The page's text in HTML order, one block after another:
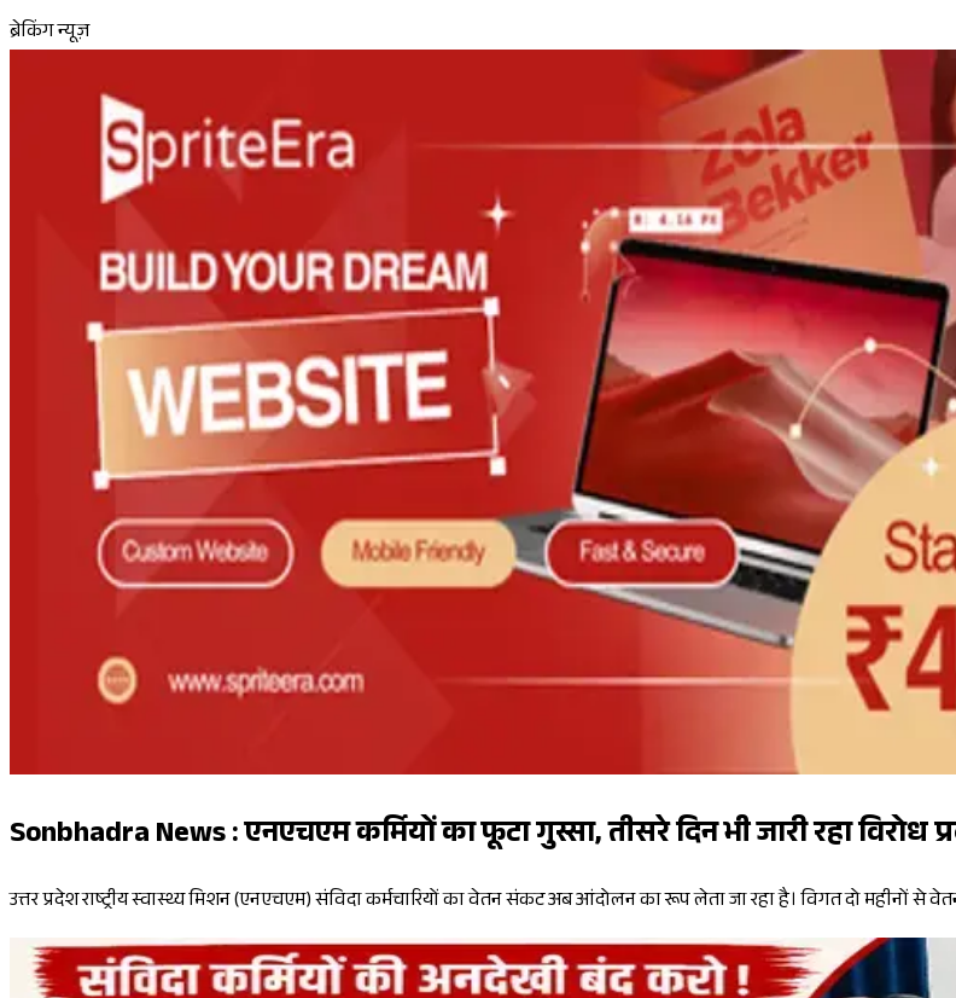
ब्रेकिंग न्यूज़
Sonbhadra News : एनएचएम कर्मियों का फूटा गुस्सा, तीसरे दिन भी जारी रहा विरोध
उत्तर प्रदेश राष्ट्रीय स्वास्थ्य मिशन (एनएचएम) संविदा कर्मचारियों का वेतन संकट अब आंदोलन का रूप लेता जा रहा है। विगत दो महीनों से